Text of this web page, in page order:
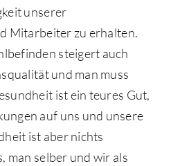
unserer
Mitarbeiter zu erhalten.
steigert auch
und man muss
ist ein teures Gut,
auf uns und unsere
ist aber nichts
man selber und wir als